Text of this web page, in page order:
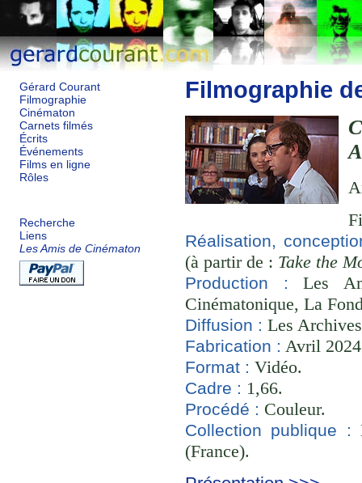
Gérard Courant
Filmographie
Cinématon
Carnets filmés
Écrits
Événements
Films en ligne
Rôles
Recherche
Liens
Les Amis de Cinématon
Filmographie
Réalisation,
(à partir de : Take the
Production :
Les
Cinématonique, La
Diffusion : Les
Fabrication : Avril
Format : Vidéo.
Cadre : 1,66.
Procédé : Couleur.
Collection publique :
(France).